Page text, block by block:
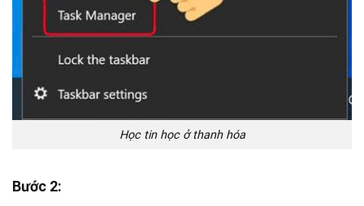
Học tin học ở thanh hóa
Bước 2: